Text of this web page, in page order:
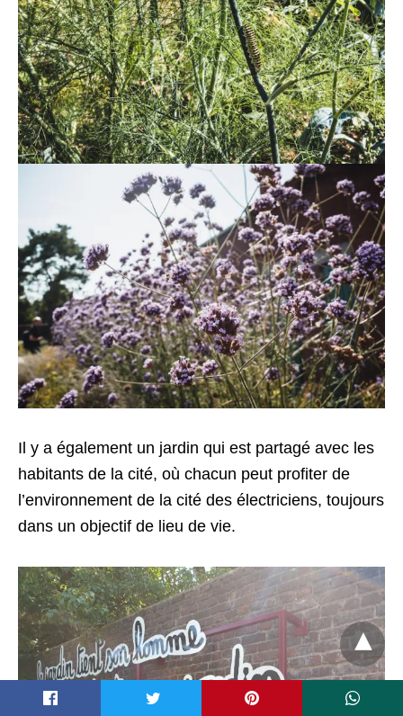
Il y a également un jardin qui est partagé avec les
habitants de la cité, où chacun peut profiter de
l’environnement de la cité des électriciens, toujours
dans un objectif de lieu de vie.